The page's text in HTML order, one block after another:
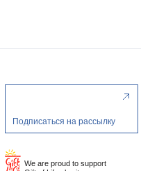
Подписаться на рассылку
We are proud to support